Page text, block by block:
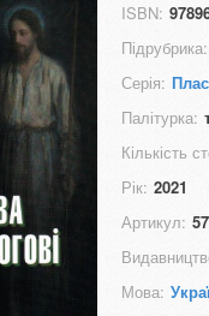
ISBN:
Підрубрика:
Серія:
Палітурка:
Кількість
Рік: 2021
Артикул:
Мова: